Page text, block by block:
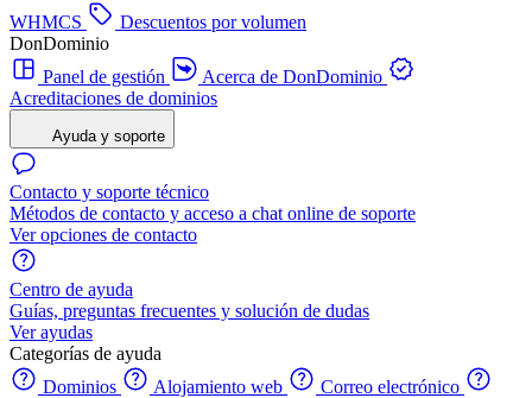
WHMCS
Descuentos por volumen
DonDominio
Panel de gestión
Acerca de DonDominio
Acreditaciones de dominios
Ayuda y soporte
Contacto y soporte técnico
Métodos de contacto y acceso a chat online de soporte
Ver opciones de contacto
Centro de ayuda
Guías, preguntas frecuentes y solución de dudas
Ver ayudas
Categorías de ayuda
Dominios
Alojamiento web
Correo electrónico